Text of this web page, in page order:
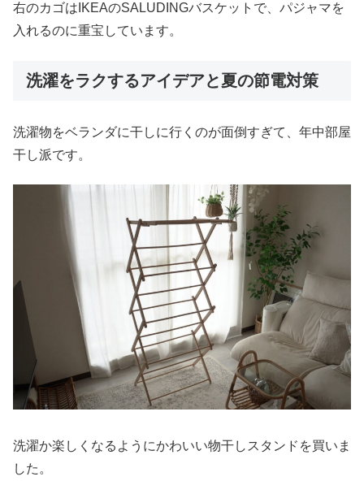
右のカゴはIKEAのSALUDINGバスケットで、パジャマを
入れるのに重宝しています。
洗濯をラクするアイデアと夏の節電対策
洗濯物をベランダに干しに行くのが面倒すぎて、年中部屋
干し派です。
洗濯か楽しくなるようにかわいい物干しスタンドを買いま
した。